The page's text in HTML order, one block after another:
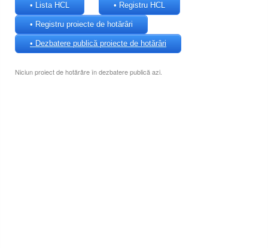
• Lista HCL • Registru HCL
• Registru proiecte de hotărâri
• Dezbatere publică proiecte de hotărâri
Niciun proiect de hotărâre în dezbatere publică azi.